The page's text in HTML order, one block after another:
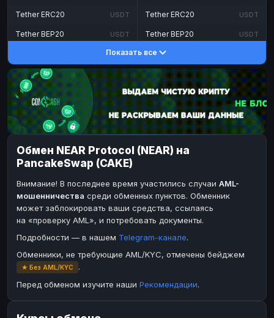
Tether ERC20 USDT
Tether BEP20 USDT
DASH
Toncoin TON
Dogecoin DOGE
TRX TRON
Bitcoin Cash BCH
BinanceCoin BEP20
SOL
Ripple XRP
Tether ERC20 USDT
Tether BEP20 USDT
DASH
Toncoin TON
Dogecoin DOGE
TRX TRON
Bitcoin Cash BCH
BinanceCoin
Ripple
Paxum USD
Perfect Money
Payoneer USD
Paxum
Payoneer
Показать все
Обмен NEAR Protocol (NEAR) на
PancakeSwap (CAKE)
Внимание! В последнее время участились случаи AML-
мошенничества среди обменных пунктов. Обменник
может заблокировать ваши средства, ссылаясь
на «проверку AML», и потребовать документы.
Подробности — в нашем Telegram-канале.
Обменники, не требующие AML/KYC, отмечены бейджем
★ Без AML/KYC
.
Перед обменом изучите наши Рекомендации.